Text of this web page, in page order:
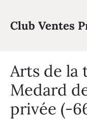
contenu
Club Ventes
Arts de la
Medard
privée (-